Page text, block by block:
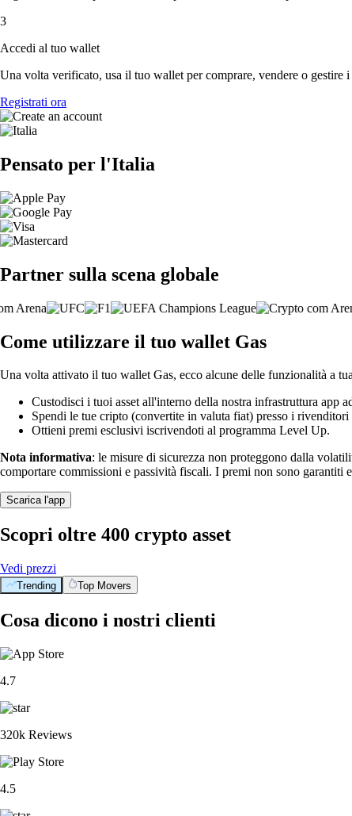
3
Accedi al tuo wallet
Una volta verificato, usa il tuo wallet per comprare, vendere o gestire i
Registrati ora
Pensato per l'Italia
Partner sulla scena globale
Come utilizzare il tuo wallet Gas
Una volta attivato il tuo wallet Gas, ecco alcune delle funzionalità a
Custodisci i tuoi asset all'interno della nostra infrastruttura app
Spendi le tue cripto (convertite in valuta fiat) presso i rivenditori
Ottieni premi esclusivi iscrivendoti al programma Level Up.
Nota informativa: le misure di sicurezza non proteggono dalla
comportare commissioni e passività fiscali. I premi non sono
Scarica l'app
Scopri oltre 400 crypto asset
Vedi prezzi
Trending Top Movers
Cosa dicono i nostri clienti
4.7
320k Reviews
4.5